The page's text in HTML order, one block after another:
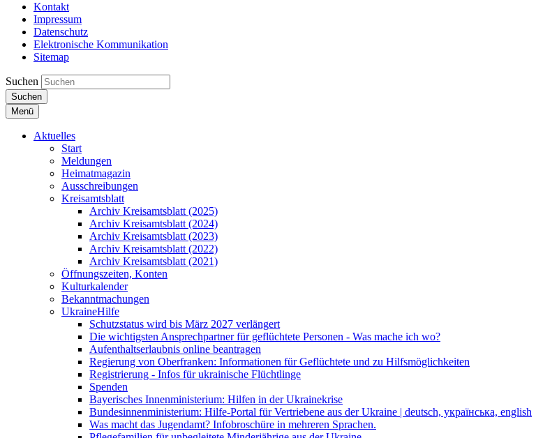
Kontakt
Impressum
Datenschutz
Elektronische Kommunikation
Sitemap
Suchen
Suchen
Menü
Aktuelles
Start
Meldungen
Heimatmagazin
Ausschreibungen
Kreisamtsblatt
Archiv Kreisamtsblatt (2025)
Archiv Kreisamtsblatt (2024)
Archiv Kreisamtsblatt (2023)
Archiv Kreisamtsblatt (2022)
Archiv Kreisamtsblatt (2021)
Öffnungszeiten, Konten
Kulturkalender
Bekanntmachungen
UkraineHilfe
Schutzstatus wird bis März 2027 verlängert
Die wichtigsten Ansprechpartner für geflüchtete Personen - Was mache ich wo?
Aufenthaltserlaubnis online beantragen
Regierung von Oberfranken: Informationen für Geflüchtete und zu Hilfsmöglichkeiten
Registrierung - Infos für ukrainische Flüchtlinge
Spenden
Bayerisches Innenministerium: Hilfen in der Ukrainekrise
Bundesinnenministerium: Hilfe-Portal für Vertriebene aus der Ukraine | deutsch, українська, english
Was macht das Jugendamt? Infobroschüre in mehreren Sprachen.